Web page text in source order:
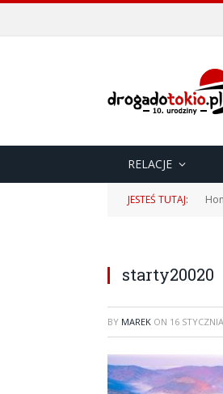
RELACJE
JESTEŚ TUTAJ:
starty20020
BY MAREK ON 16